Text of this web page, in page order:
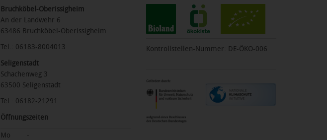
Bruchköbel-Oberissigheim
An der Landwehr 6
63486 Bruchköbel-Oberissigheim
Tel.: 06183-8004013
Seligenstadt
Schachenweg 3
63500 Seligenstadt
Tel.: 06182-21291
Öffnungszeiten
Mo
-
Kontrollstellen-Nummer: DE-ÖKO-006